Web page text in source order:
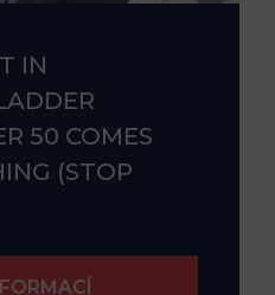
IN
50 COMES
(STOP